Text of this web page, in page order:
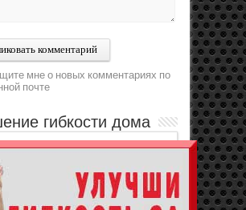
мне о новых комментариях по
почте
гибкости дома